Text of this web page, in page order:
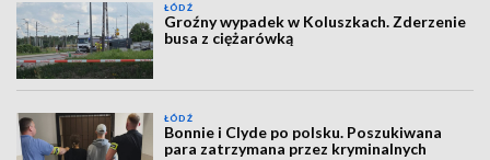
ŁÓDŹ
Groźny wypadek w Koluszkach. Zderzenie
busa z ciężarówką
ŁÓDŹ
Bonnie i Clyde po polsku. Poszukiwana
para zatrzymana przez kryminalnych